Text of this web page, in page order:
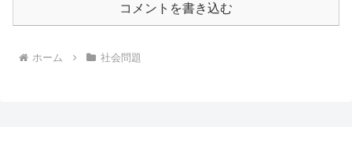
コメントを書き込む
ホーム 社会問題